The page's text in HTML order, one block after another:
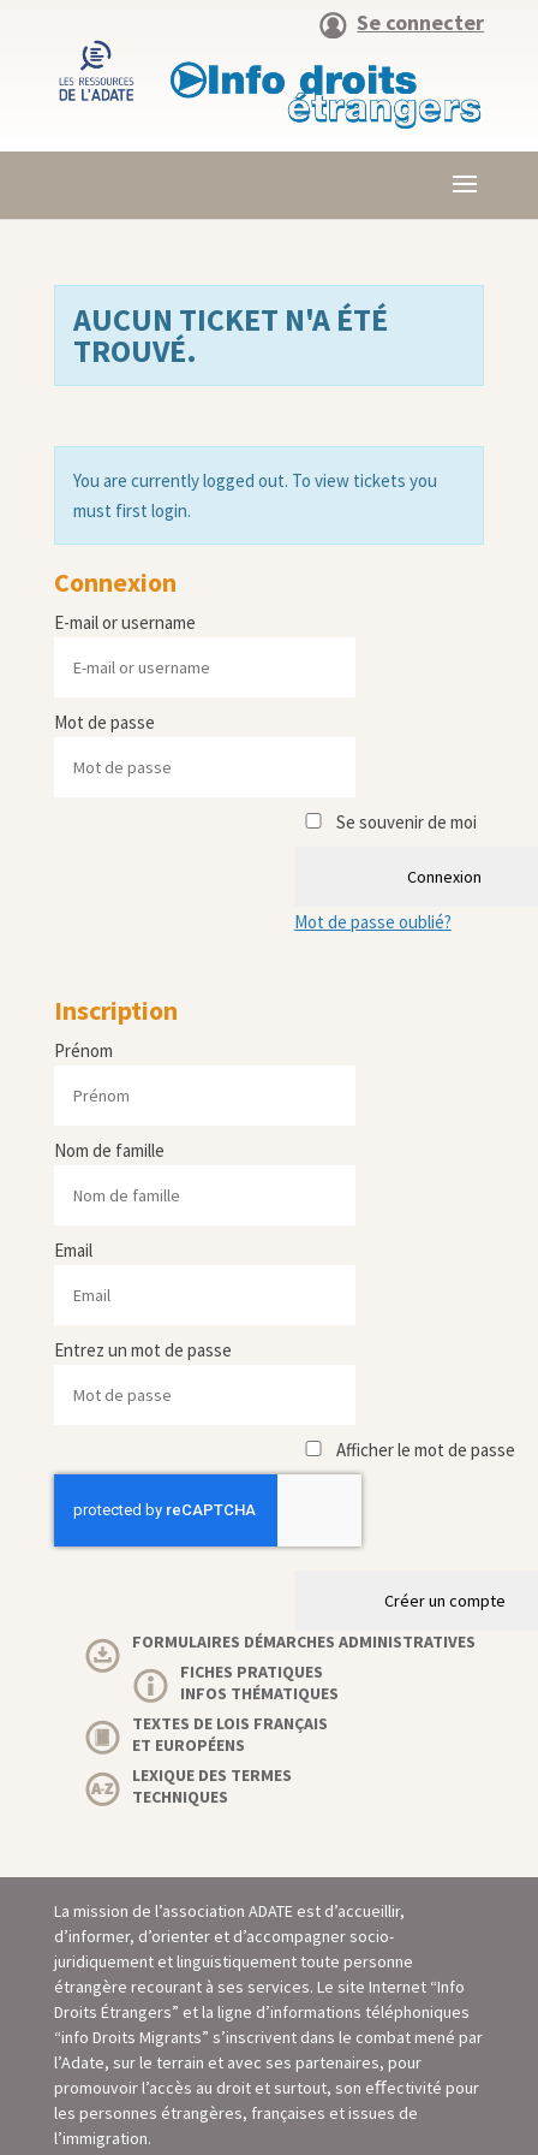
Se connecter
AUCUN TICKET N'A ÉTÉ
TROUVÉ.
You are currently logged out. To view tickets you
must first login.
Connexion
E-mail or username
Mot de passe
Se souvenir de moi
Connexion
Mot de passe oublié?
Inscription
Prénom
Nom de famille
Email
Entrez un mot de passe
Afficher le mot de passe
Créer un compte
FORMULAIRES DÉMARCHES ADMINISTRATIVES
FICHES PRATIQUES
INFOS THÉMATIQUES
TEXTES DE LOIS FRANÇAIS
ET EUROPÉENS
LEXIQUE DES TERMES
TECHNIQUES
La mission de l’association ADATE est d’accueillir,
d’informer, d’orienter et d’accompagner socio-
juridiquement et linguistiquement toute personne
étrangère recourant à ses services. Le site Internet “Info
Droits Étrangers” et la ligne d’informations téléphoniques
“info Droits Migrants” s’inscrivent dans le combat mené par
l’Adate, sur le terrain et avec ses partenaires, pour
promouvoir l’accès au droit et surtout, son eﬀectivité pour
les personnes étrangères, françaises et issues de
l’immigration.